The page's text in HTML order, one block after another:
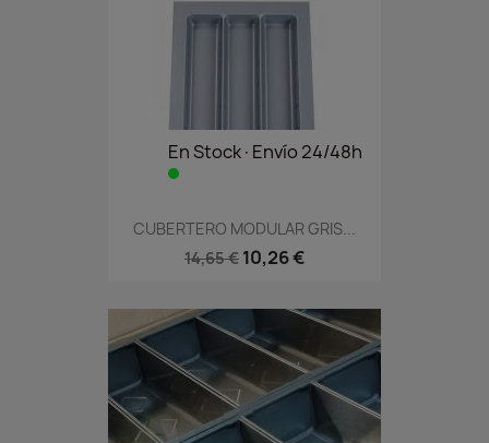
En Stock·Envío 24/48h
CUBERTERO MODULAR GRIS...
14,65 € 10,26 €